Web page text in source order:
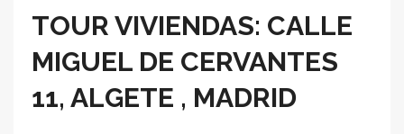
TOUR VIVIENDAS: CALLE
MIGUEL DE CERVANTES
11, ALGETE , MADRID